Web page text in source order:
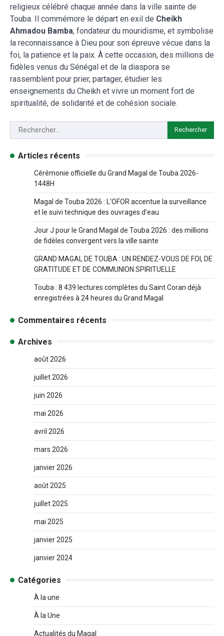
religieux célébré chaque année dans la ville sainte de
Touba. Il commémore le départ en exil de Cheikh
Ahmadou Bamba, fondateur du mouridisme, et symbolise
la reconnaissance à Dieu pour son épreuve vécue dans la
foi, la patience et la paix. À cette occasion, des millions de
fidèles venus du Sénégal et de la diaspora se
rassemblent pour prier, partager, étudier les
enseignements du Cheikh et vivre un moment fort de
spiritualité, de solidarité et de cohésion sociale.
Articles récents
Cérémonie officielle du Grand Magal de Touba 2026-
1448H
Magal de Touba 2026 : L’OFOR accentue la surveillance
et le suivi technique des ouvrages d’eau
Jour J pour le Grand Magal de Touba 2026 : des millions
de fidèles convergent vers la ville sainte
GRAND MAGAL DE TOUBA : UN RENDEZ-VOUS DE FOI, DE
GRATITUDE ET DE COMMUNION SPIRITUELLE
Touba : 8 439 lectures complètes du Saint Coran déjà
enregistrées à 24 heures du Grand Magal
Commentaires récents
Archives
août 2026
juillet 2026
juin 2026
mai 2026
avril 2026
mars 2026
janvier 2026
août 2025
juillet 2025
mai 2025
janvier 2025
janvier 2024
Catégories
À la une
À la Une
Actualités du Magal